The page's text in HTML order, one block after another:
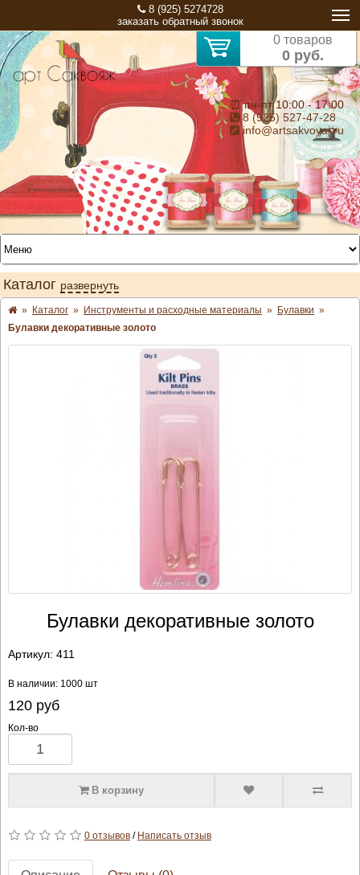
8 (925) 5274728
заказать обратный звонок
0 товаров
0 руб.
⏰ пн-пт 10:00 - 17:00
8 (925) 527-47-28
info@artsakvoyaj.ru
Каталог развернуть
» Каталог » Инструменты и расходные материалы » Булавки »
Булавки декоративные золото
Булавки декоративные золото
Артикул: 411
В наличии: 1000 шт
120руб
Кол-во
В корзину
0 отзывов/ Написать отзыв